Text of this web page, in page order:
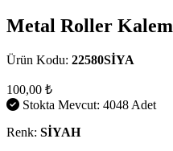
Metal Roller Kalem
Ürün Kodu: 22580SİYA
100,00 ₺
Stokta Mevcut: 4048 Adet
Renk: SİYAH